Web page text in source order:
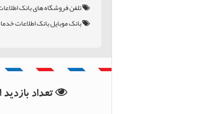
تلفن فروشگاه های بانک
بانک موبایل بانک اطلاعات
بانک اطلاعات
بانک اطلاعات
تعداد